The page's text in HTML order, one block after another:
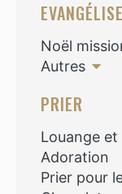
Noël
Autres
PRIER
Louange et
Adoration
Prier pour